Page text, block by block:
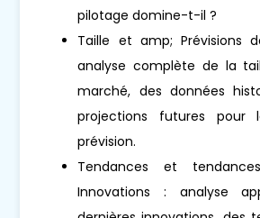
pilotage domine-t-il ?
Taille et amp; Prévisions
analyse complète de la
marché, des données
projections futures pour
prévision.
Tendances et
Innovations : analyse